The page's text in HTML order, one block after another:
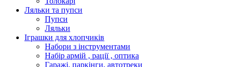
Ляльки та пупси
Пупси
Ляльки
Іграшки для хлопчиків
Набори з інструментами
Набір армій , рації , оптика
Гаражі, паркінги, автотреки